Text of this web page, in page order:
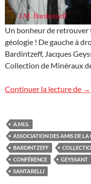
Un bonheur de retrouver
géologie ! De gauche à
Bardintzeff, Jacques
Collection de Minéraux
Continuer la lecture de →
A.MI.S.
ASSOCIATION DES AMIS DE
BARDINTZEFF
CONFÉRENCE
GEYSSANT
SANTARELLI